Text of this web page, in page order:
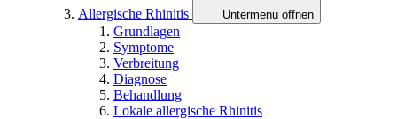
Allergische Rhinitis
Untermenü öffnen
Grundlagen
Symptome
Verbreitung
Diagnose
Behandlung
Lokale allergische Rhinitis